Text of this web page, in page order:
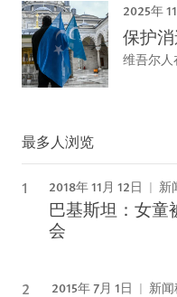
2025年
保护
维吾尔
最多人浏览
2018年 11月 12日 新
巴基斯坦：女童
会
2015年 7月 1日 新